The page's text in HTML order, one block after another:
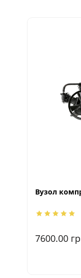
Вузол
7600.00